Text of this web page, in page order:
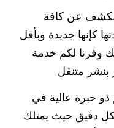
الكشف عن كافة
كإنها جديدة وبأقل
وفرنا لكم خدمة
بنشر متنقل
خبرة عالية في
دقيق حيث يمتلك